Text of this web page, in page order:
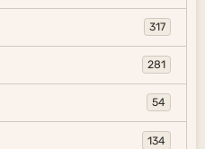
317
281
54
134